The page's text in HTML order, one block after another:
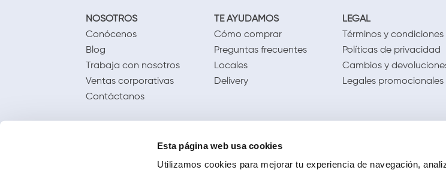
Esta página web usa cookies
Utilizamos cookies para mejorar tu experiencia de navegación,
NOSOTROS
Conócenos
Blog
Trabaja con nosotros
Ventas corporativas
Contáctanos
TE AYUDAMOS
Cómo comprar
Preguntas frecuentes
Locales
Delivery
LEGAL
Términos y condiciones
Políticas de privacidad
Cambios y
Legales promocionales